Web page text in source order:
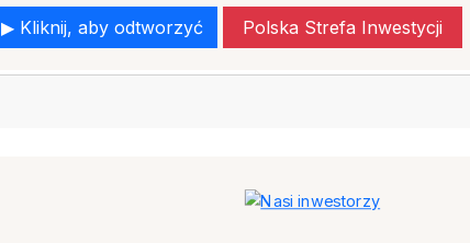
▶ Kliknij, aby odtworzyć Polska Strefa Inwestycji